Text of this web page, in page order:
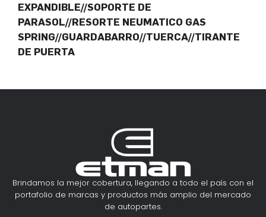
EXPANDIBLE//SOPORTE DE
PARASOL//RESORTE NEUMATICO GAS
SPRING//GUARDABARRO//TUERCA//TIRANTE
DE PUERTA
Brindamos la mejor cobertura, llegando a todo el país con el
portafolio de marcas y productos más amplio del mercado
de autopartes.